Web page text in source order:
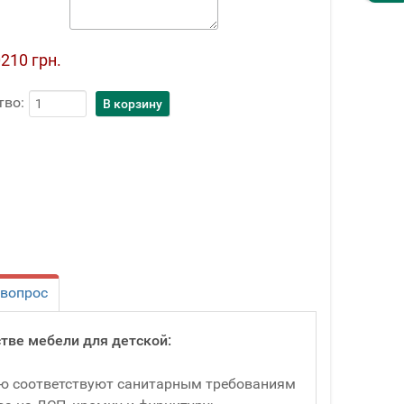
грн.
мебели для детской:
соответствуют санитарным требованиям